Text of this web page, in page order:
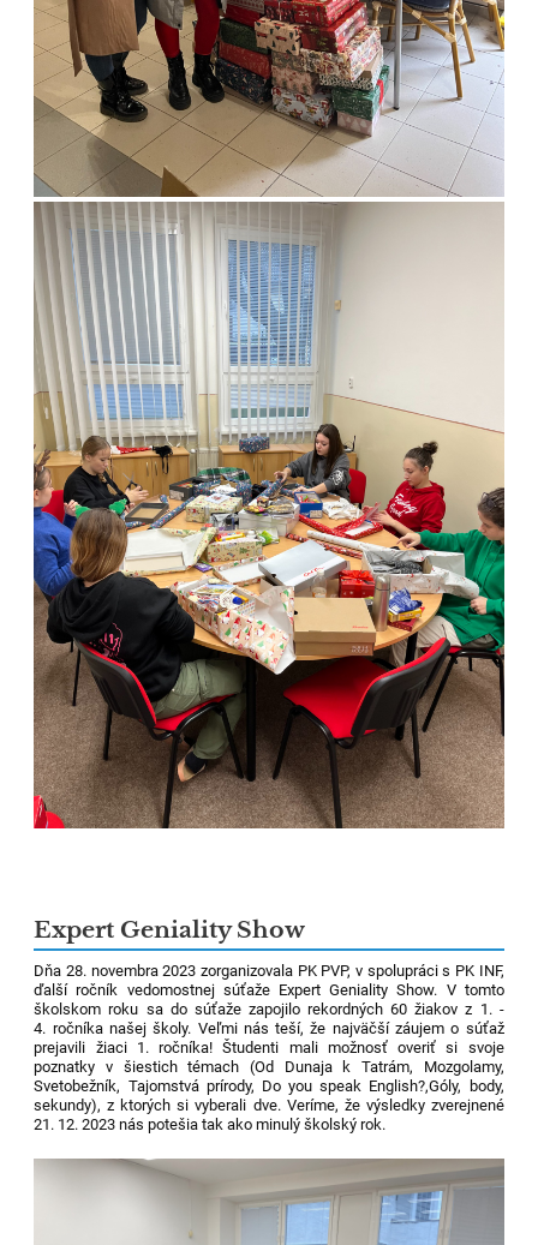
Expert Geniality Show
Dňa 28. novembra 2023 zorganizovala PK PVP, v spolupráci s PK INF,
ďalší ročník vedomostnej súťaže Expert Geniality Show. V tomto
školskom roku sa do súťaže zapojilo rekordných 60 žiakov z 1. -
4. ročníka našej školy. Veľmi nás teší, že najväčší záujem o súťaž
prejavili žiaci 1. ročníka! Študenti mali možnosť overiť si svoje
poznatky v šiestich témach (Od Dunaja k Tatrám, Mozgolamy,
Svetobežník, Tajomstvá prírody, Do you speak English?,Góly, body,
sekundy), z ktorých si vyberali dve. Veríme, že výsledky zverejnené
21. 12. 2023 nás potešia tak ako minulý školský rok.